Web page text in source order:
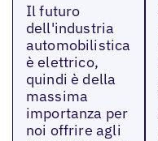
Il futuro
dell'industria
automobilistica
è elettrico,
quindi è della
massima
importanza per
noi offrire agli